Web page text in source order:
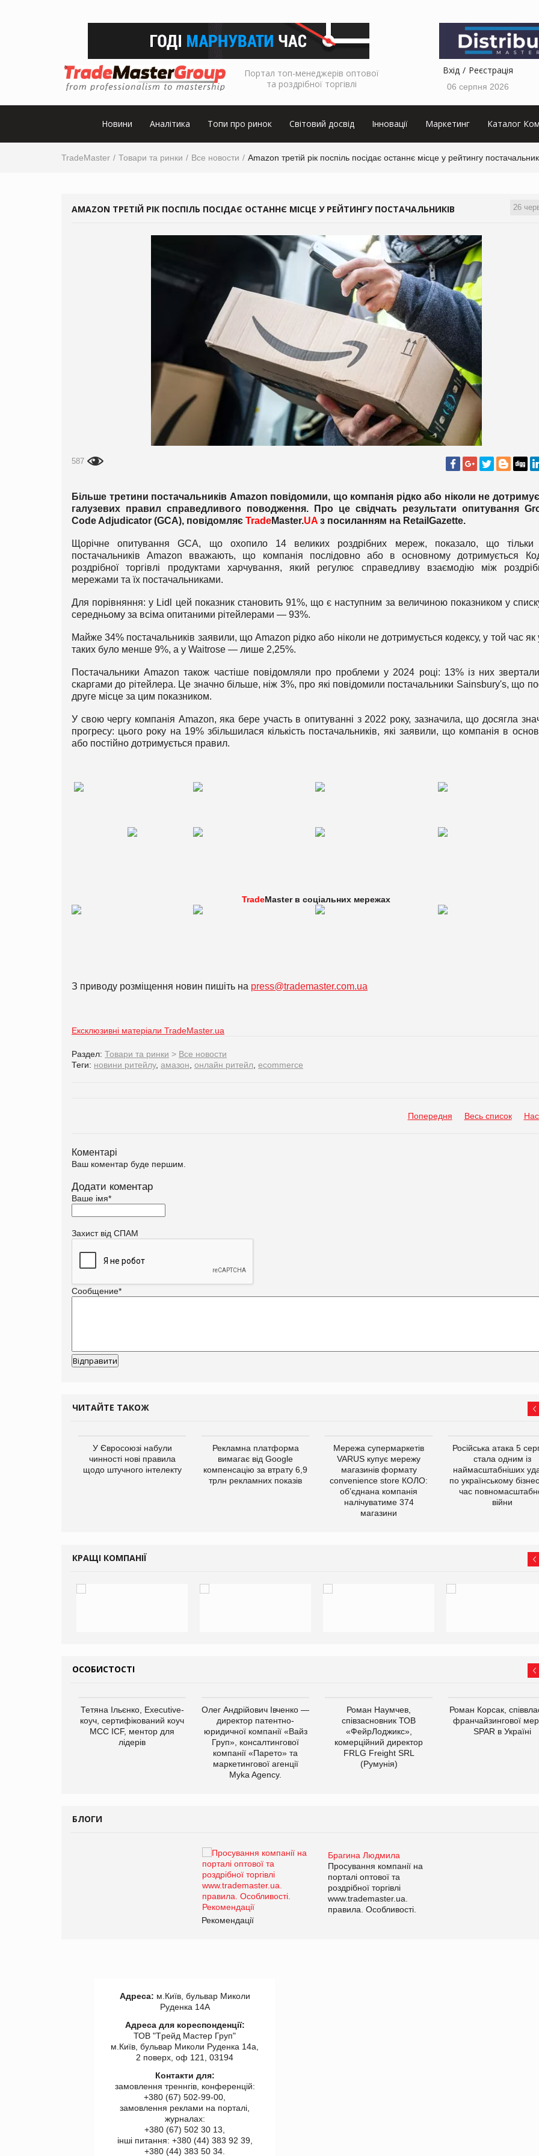
Портал топ-менеджерів оптової
та роздрібної торгівлі
Вхід Реєстрація
06 серпня 2026
Новини Аналітика Топи про ринок Світовий досвід Інновації Маркетинг Каталог
TradeMaster Товари та ринки Все новости Amazon третій рік поспіль посідає останнє місце у рейтингу
26
AMAZON ТРЕТІЙ РІК ПОСПІЛЬ ПОСІДАЄ ОСТАННЄ МІСЦЕ У РЕЙТИНГУ ПОСТАЧАЛЬНИКІВ
587
Більше третини постачальників Amazon повідомили, що компанія рідко або ніколи не
галузевих правил справедливого поводження. Про це свідчать результати опитування
Code Adjudicator (GCA), повідомляє TradeMaster.UA з посиланням на Retail Gazette.
Щорічне опитування GCA, що охопило 14 великих роздрібних мереж, показало, що тільки
постачальників Amazon вважають, що компанія послідовно або в основному дотримується
роздрібної торгівлі продуктами харчування, який регулює справедливу взаємодію між
мережами та їх постачальниками.
Для порівняння: у Lidl цей показник становить 91%, що є наступним за величиною показником у
середньому за всіма опитаними рітейлерами — 93%.
Майже 34% постачальників заявили, що Amazon рідко або ніколи не дотримується кодексу, у той час як
таких було менше 9%, а у Waitrose — лише 2,25%.
Постачальники Amazon також частіше повідомляли про проблеми у 2024 році: 13% із них
скаргами до рітейлера. Це значно більше, ніж 3%, про які повідомили постачальники Sainsbury's, що
друге місце за цим показником.
У свою чергу компанія Amazon, яка бере участь в опитуванні з 2022 року, зазначила, що досягла
прогресу: цього року на 19% збільшилася кількість постачальників, які заявили, що компанія в
або постійно дотримується правил.
TradeMaster в соціальних мережах
З приводу розміщення новин пишіть на press@trademaster.com.ua
Ексклюзивні матеріали TradeMaster.ua
Раздел: Товари та ринки > Все новости
Теги: новини ритейлу, амазон онлайн ритейл ecommerce
Попередня Весь список
Коментарі
Ваш коментар буде першим.
Додати коментар
Ваше імя*
Захист від СПАМ
Сообщение*
ЧИТАЙТЕ ТАКОЖ
У Євросоюзі набули
чинності нові правила
щодо штучного інтелекту
Рекламна платформа
вимагає від Google
компенсацію за втрату 6,9
трлн рекламних показів
Мережа супермаркетів
VARUS купує мережу
магазинів формату
convenience store КОЛО:
об’єднана компанія
налічуватиме 374
магазини
Російська атака 5
стала одним із
наймасштабніших
по українському
час
війни
КРАЩІ КОМПАНІЇ
ОСОБИСТОСТІ
Тетяна Ільєнко, Executive-
коуч, сертифікований коуч
МСС ICF, ментор для
лідерів
Олег Андрійович Івченко —
директор патентно-
юридичної компанії «Вайз
Груп», консалтингової
компанії «Парето» та
маркетингової агенції
Myka Agency.
Роман Наумчев,
співзасновник ТОВ
«ФейрЛоджикс»,
комерційний директор
FRLG Freight SRL
(Румунія)
Роман Корсак,
франчайзингової
SPAR в Україні
БЛОГИ
Брагина Людмила
Просування компанії на
порталі оптової та
роздрібної торгівлі
www.trademaster.ua.
правила. Особливості.
Рекомендації
Адреса: м.Київ, бульвар Миколи
Руденка 14А
Адреса для кореспонденції:
ТОВ "Tрейд Мастер Груп"
м.Київ, бульвар Миколи Руденка 14а,
2 поверх, оф 121, 03194
Контакти для:
замовлення треннгів, конференцій:
+380 (67) 502-99-00,
замовлення реклами на порталі,
журналах:
+380 (67) 502 30 13,
інші питання: +380 (44) 383 92 39,
+380 (44) 383 50 34.